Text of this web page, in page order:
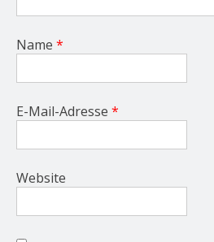
Name *
E-Mail-Adresse *
Website